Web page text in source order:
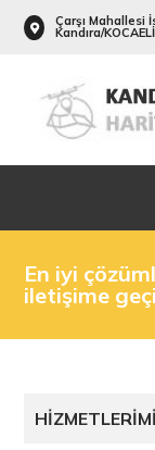
Çarşı Mahallesi
Kandıra/KOCAELİ
En iyi
iletişime